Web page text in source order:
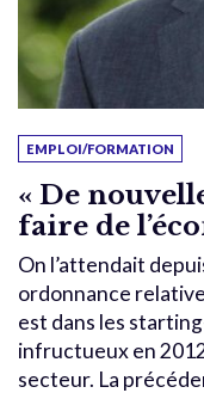
EMPLOI/FORMATION
« De
faire de
On l’attendait
ordonnance
est dans les
infructueux en
secteur. La